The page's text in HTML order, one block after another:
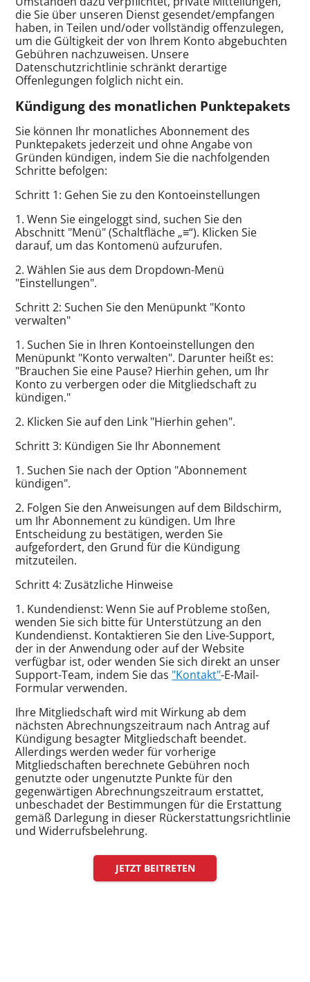
die Sie über unseren Dienst gesendet/empfangen
haben, in Teilen und/oder vollständig offenzulegen,
um die Gültigkeit der von Ihrem Konto abgebuchten
Gebühren nachzuweisen. Unsere
Datenschutzrichtlinie schränkt derartige
Offenlegungen folglich nicht ein.
Kündigung des monatlichen Punktepakets
Sie können Ihr monatliches Abonnement des
Punktepakets jederzeit und ohne Angabe von
Gründen kündigen, indem Sie die nachfolgenden
Schritte befolgen:
Schritt 1: Gehen Sie zu den Kontoeinstellungen
1. Wenn Sie eingeloggt sind, suchen Sie den
Abschnitt "Menü" (Schaltfläche „≡“). Klicken Sie
darauf, um das Kontomenü aufzurufen.
2. Wählen Sie aus dem Dropdown-Menü
"Einstellungen".
Schritt 2: Suchen Sie den Menüpunkt "Konto
verwalten"
1. Suchen Sie in Ihren Kontoeinstellungen den
Menüpunkt "Konto verwalten". Darunter heißt es:
"Brauchen Sie eine Pause? Hierhin gehen, um Ihr
Konto zu verbergen oder die Mitgliedschaft zu
kündigen."
2. Klicken Sie auf den Link "Hierhin gehen".
Schritt 3: Kündigen Sie Ihr Abonnement
1. Suchen Sie nach der Option "Abonnement
kündigen".
2. Folgen Sie den Anweisungen auf dem Bildschirm,
um Ihr Abonnement zu kündigen. Um Ihre
Entscheidung zu bestätigen, werden Sie
aufgefordert, den Grund für die Kündigung
mitzuteilen.
Schritt 4: Zusätzliche Hinweise
1. Kundendienst: Wenn Sie auf Probleme stoßen,
wenden Sie sich bitte für Unterstützung an den
Kundendienst. Kontaktieren Sie den Live-Support,
der in der Anwendung oder auf der Website
verfügbar ist, oder wenden Sie sich direkt an unser
Support-Team, indem Sie das "Kontakt"-E-Mail-
Formular verwenden.
Ihre Mitgliedschaft wird mit Wirkung ab dem
nächsten Abrechnungszeitraum nach Antrag auf
Kündigung besagter Mitgliedschaft beendet.
Allerdings werden weder für vorherige
Mitgliedschaften berechnete Gebühren noch
genutzte oder ungenutzte Punkte für den
gegenwärtigen Abrechnungszeitraum erstattet,
unbeschadet der Bestimmungen für die Erstattung
gemäß Darlegung in dieser Rückerstattungsrichtlinie
und Widerrufsbelehrung.
JETZT BEITRETEN